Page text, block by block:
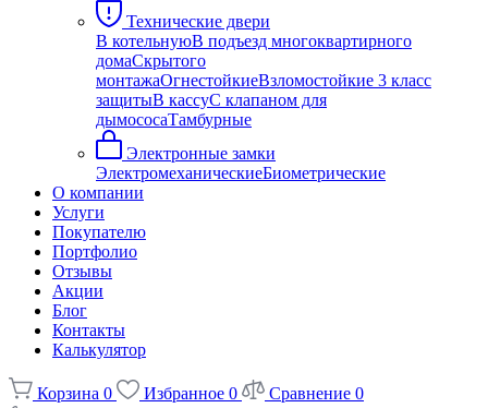
Технические двери
В котельнуюВ подъезд многоквартирного
домаСкрытого
монтажаОгнестойкиеВзломостойкие 3 класс
защитыВ кассуС клапаном для
дымососаТамбурные
Электронные замки
ЭлектромеханическиеБиометрические
О компании
Услуги
Покупателю
Портфолио
Отзывы
Акции
Блог
Контакты
Калькулятор
Корзина 0 Избранное 0 Сравнение 0